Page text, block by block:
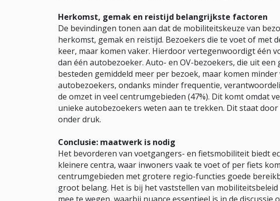
Herkomst, gemak en reistijd belangrijkste factoren
De bevindingen tonen aan dat de mobiliteitskeuze van
herkomst, gemak en reistijd. Bezoekers die te voet of met
keer, maar komen vaker. Hierdoor vertegenwoordigt één
dan één autobezoeker. Auto- en OV-bezoekers, die uit
besteden gemiddeld meer per bezoek, maar komen
autobezoekers, ondanks minder frequentie,
de omzet in veel centrumgebieden (47%). Dit komt omdat
unieke autobezoekers weten aan te trekken. Dit staat
onder druk.
Conclusie: maatwerk is nodig
Het bevorderen van voetgangers- en fietsmobiliteit biedt
kleinere centra, waar inwoners vaak te voet of per fiets
centrumgebieden met grotere regio-functies goede
groot belang. Het is bij het vaststellen van